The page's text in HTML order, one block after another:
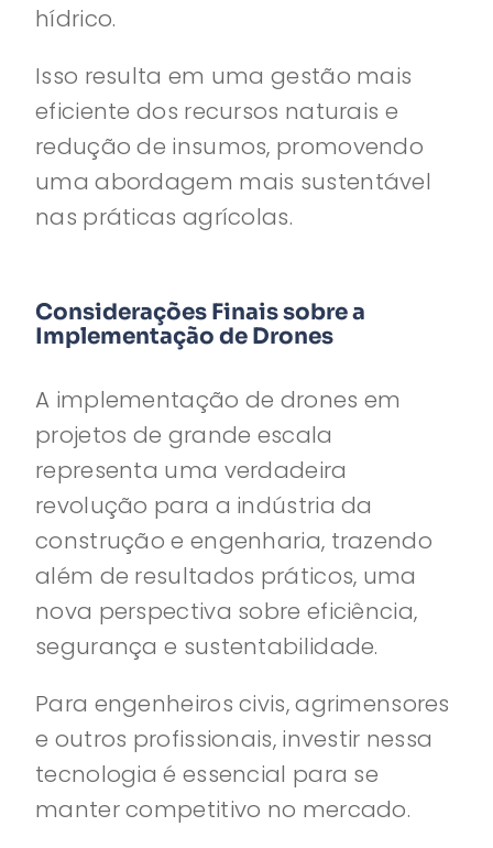
hídrico.
Isso resulta em uma gestão mais
eficiente dos recursos naturais e
redução de insumos, promovendo
uma abordagem mais sustentável
nas práticas agrícolas.
Considerações Finais sobre a
Implementação de Drones
A implementação de drones em
projetos de grande escala
representa uma verdadeira
revolução para a indústria da
construção e engenharia, trazendo
além de resultados práticos, uma
nova perspectiva sobre eficiência,
segurança e sustentabilidade.
Para engenheiros civis, agrimensores
e outros profissionais, investir nessa
tecnologia é essencial para se
manter competitivo no mercado.